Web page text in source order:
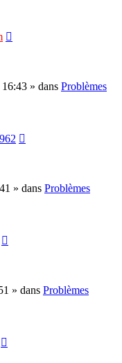
» dans Problèmes
» dans Problèmes
» dans Problèmes